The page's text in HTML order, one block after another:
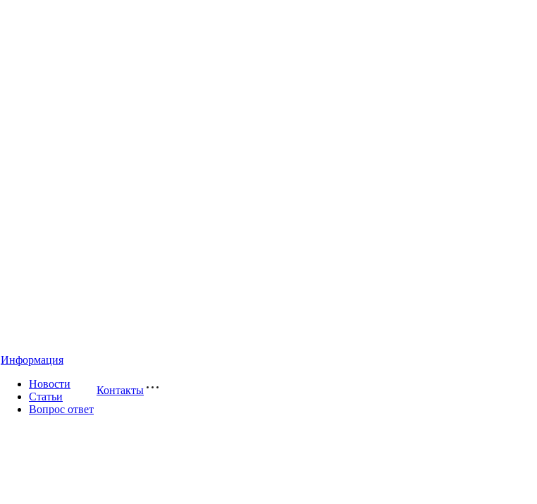
Информация
Новости
Статьи
Вопрос ответ
Контакты